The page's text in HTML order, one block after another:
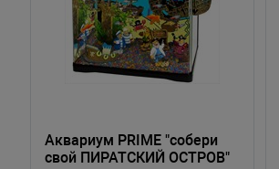
Аквариум PRIME "собери
свой ПИРАТСКИЙ ОСТРОВ"